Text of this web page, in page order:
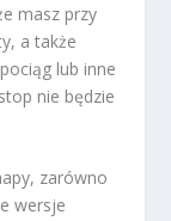
masz przy
a także
lub inne
nie będzie
zarówno
wersje